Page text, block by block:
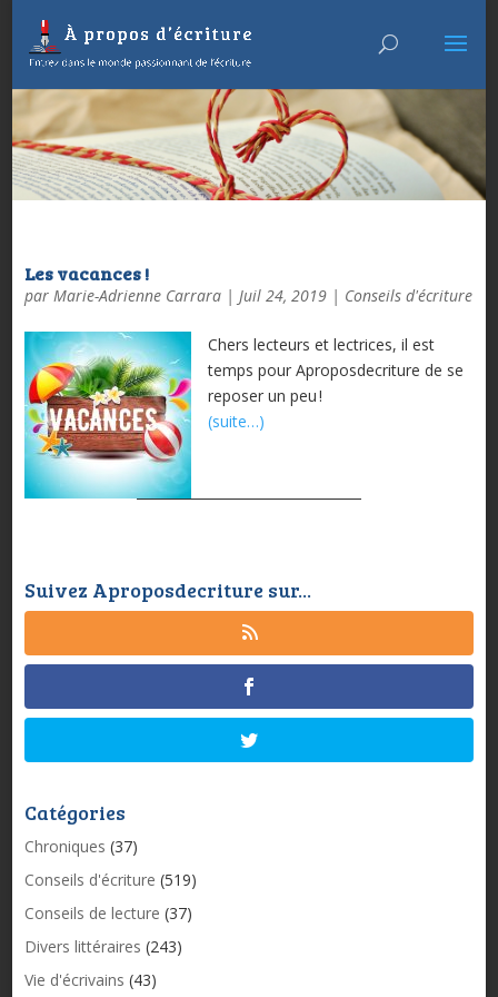
Les vacances !
par Marie-Adrienne Carrara| Juil 24, 2019| Conseils d'écriture
Chers lecteurs et lectrices, il est
temps pour Aproposdecriture de se
reposer un peu !
(suite…)
Suivez Aproposdecriture sur...
Catégories
Chroniques (37)
Conseils d'écriture (519)
Conseils de lecture (37)
Divers littéraires (243)
Vie d'écrivains (43)